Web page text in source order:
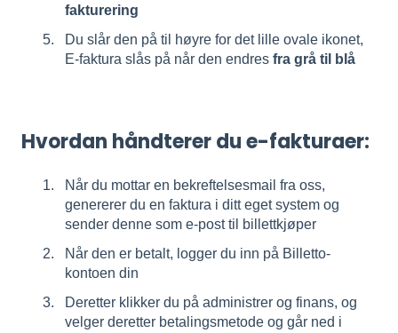
fakturering
Du slår den på til høyre for det lille ovale ikonet,
E-faktura slås på når den endres fra grå til blå
Hvordan håndterer du e-fakturaer:
Når du mottar en bekreftelsesmail fra oss,
genererer du en faktura i ditt eget system og
sender denne som e-post til billettkjøper
Når den er betalt, logger du inn på Billetto-
kontoen din
Deretter klikker du på administrer og finans, og
velger deretter betalingsmetode og går ned i